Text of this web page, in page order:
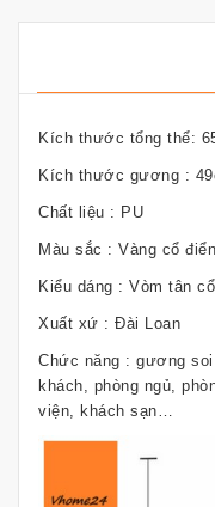
Kích thước tổng thể:
Kích thước gương :
Chất liệu : PU
Màu sắc : Vàng cổ
Kiểu dáng : Vòm tân
Xuất xứ : Đài Loan
Chức năng : gương
khách, phòng ngủ,
viện, khách sạn…